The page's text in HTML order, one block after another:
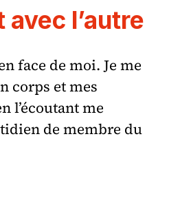
l’autre
face de moi. Je me
corps et mes
l’écoutant me
de membre du